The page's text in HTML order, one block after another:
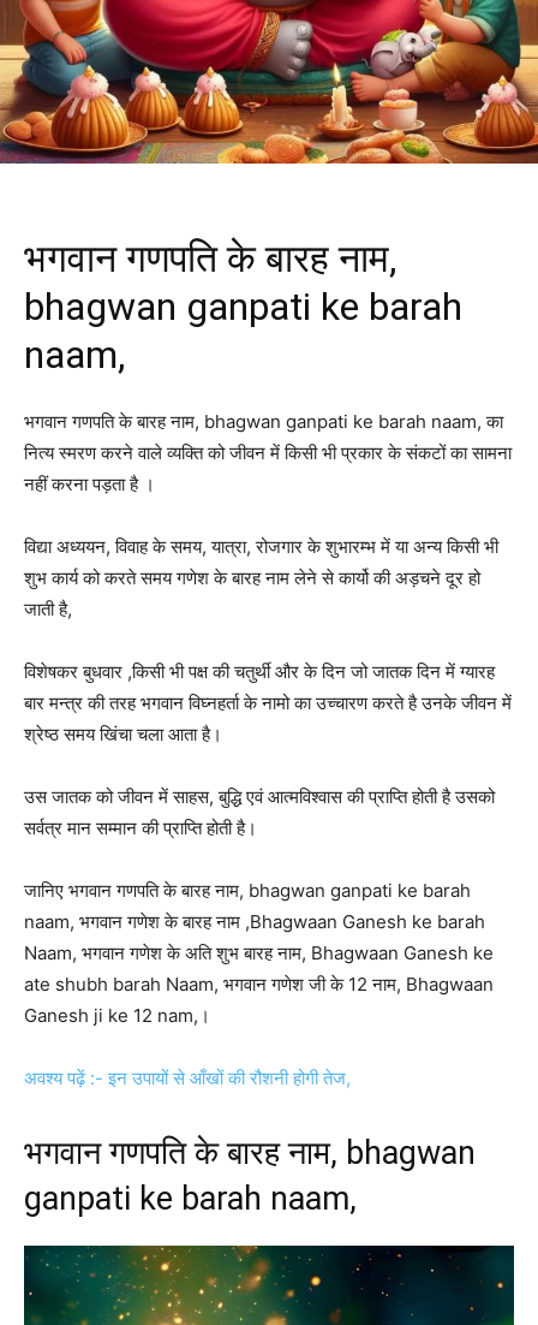
भगवान गणपति के बारह नाम,
bhagwan ganpati ke barah
naam,
भगवान गणपति के बारह नाम, bhagwan ganpati ke barah naam, का
नित्य स्मरण करने वाले व्यक्ति को जीवन में किसी भी प्रकार के संकटों का सामना
नहीं करना पड़ता है ।
विद्या अध्ययन, विवाह के समय, यात्रा, रोजगार के शुभारम्भ में या अन्य किसी भी
शुभ कार्य को करते समय गणेश के बारह नाम लेने से कार्यो की अड़चने दूर हो
जाती है,
विशेषकर बुधवार ,किसी भी पक्ष की चतुर्थी और के दिन जो जातक दिन में ग्यारह
बार मन्त्र की तरह भगवान विघ्नहर्ता के नामो का उच्चारण करते है उनके जीवन में
श्रेष्ठ समय खिंचा चला आता है।
उस जातक को जीवन में साहस, बुद्धि एवं आत्मविश्वास की प्राप्ति होती है उसको
सर्वत्र मान सम्मान की प्राप्ति होती है।
जानिए भगवान गणपति के बारह नाम, bhagwan ganpati ke barah
naam, भगवान गणेश के बारह नाम ,Bhagwaan Ganesh ke barah
Naam, भगवान गणेश के अति शुभ बारह नाम, Bhagwaan Ganesh ke
ate shubh barah Naam, भगवान गणेश जी के 12 नाम, Bhagwaan
Ganesh ji ke 12 nam,।
अवश्य पढ़ें :- इन उपायों से आँखों की रौशनी होगी तेज,
भगवान गणपति के बारह नाम, bhagwan
ganpati ke barah naam,